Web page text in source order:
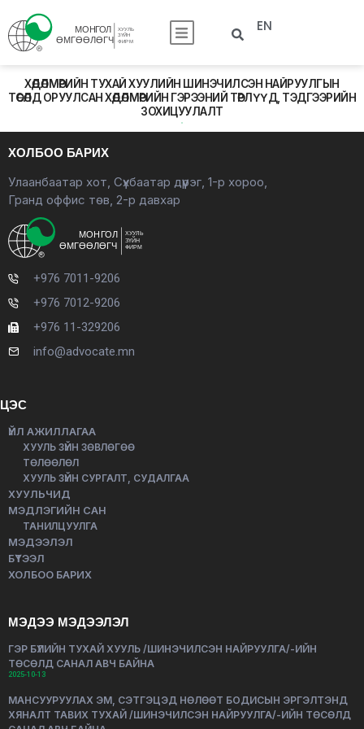
EN
ХӨДӨЛМӨРИЙН ТУХАЙ ХУУЛИЙН ШИНЭЧИЛСЭН НАЙРУУЛГЫН
ТӨСӨЛД ОРУУЛСАН ХӨДӨЛМӨРИЙН ГЭРЭЭНИЙ ТӨРЛҮҮД, ТЭДГЭЭРИЙН
ЗОХИЦУУЛАЛТ
ХОЛБОО БАРИХ
Улаанбаатар хот, Сүхбаатар дүүрэг, 1-р хороо,
Гранд оффис төв, 2-р давхар
+976 7011-9206
+976 7012-9206
+976 11-329206
info@advocate.mn
ЦЭС
ҮЙЛ АЖИЛЛАГАА
ХУУЛЬ ЗҮЙН ЗӨВЛӨГӨӨ
ТӨЛӨӨЛӨЛ
ХУУЛЬ ЗҮЙН СУРГАЛТ, СУДАЛГАА
ХУУЛЬЧИД
МЭДЛЭГИЙН САН
ТАНИЛЦУУЛГА
МЭДЭЭЛЭЛ
БҮТЭЭЛ
ХОЛБОО БАРИХ
МЭДЭЭ МЭДЭЭЛЭЛ
ГЭР БҮЛИЙН ТУХАЙ ХУУЛЬ /ШИНЭЧИЛСЭН НАЙРУУЛГА/-ИЙН
ТӨСӨЛД САНАЛ АВЧ БАЙНА
2025-10-13
МАНСУУРУУЛАХ ЭМ, СЭТГЭЦЭД НӨЛӨӨТ БОДИСЫН ЭРГЭЛТЭНД
ХЯНАЛТ ТАВИХ ТУХАЙ /ШИНЭЧИЛСЭН НАЙРУУЛГА/-ИЙН ТӨСӨЛД